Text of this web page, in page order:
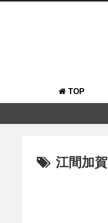
TOP
江間加賀